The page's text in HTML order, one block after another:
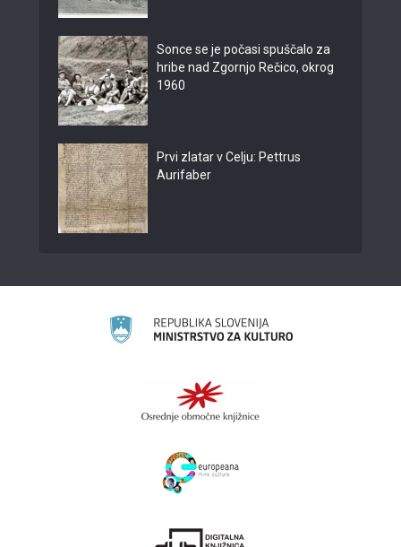
Sonce se je počasi spuščalo za
hribe nad Zgornjo Rečico, okrog
1960
Prvi zlatar v Celju: Pettrus
Aurifaber